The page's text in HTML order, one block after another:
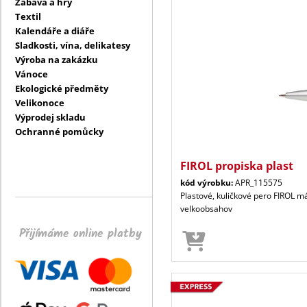
Textil
Kalendáře a diáře
Sladkosti, vína, delikatesy
Výroba na zakázku
Vánoce
Ekologické předměty
Velikonoce
Výprodej skladu
Ochranné pomůcky
Přijímáme online platby
FIROL propiska plast
kód výrobku:APR_115575
Plastové, kuličkové pero FIROL
velkoobsahov